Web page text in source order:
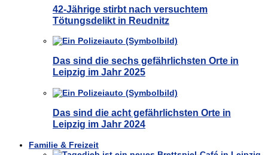
42-Jährige stirbt nach versuchtem
Tötungsdelikt in Reudnitz
Das sind die sechs gefährlichsten Orte in
Leipzig im Jahr 2025
Das sind die acht gefährlichsten Orte in
Leipzig im Jahr 2024
Familie & Freizeit